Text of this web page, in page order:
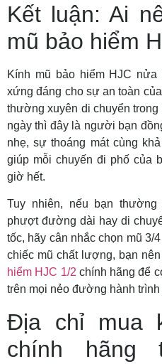
Kết luận: Ai
mũ bảo hiểm
Kính mũ bảo hiểm HJC
xứng đáng cho sự an toàn
thường xuyên di chuyển
ngày thì đây là người bạn
nhẹ, sự thoáng mát cùng
giúp mỗi chuyến đi phố của
giờ hết.
Tuy nhiên, nếu bạn
phượt đường dài hay di
tốc, hãy cân nhắc chọn mũ
chiếc mũ chất lượng, bạn
hiểm HJC 1/2 chính hãng để
trên mọi nẻo đường hành trình
Địa chỉ mua
chính hãng